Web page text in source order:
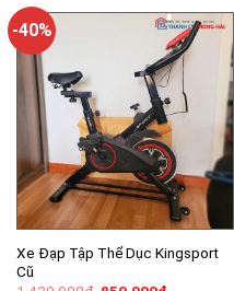
800,000₫.
-40%
Xe Đạp Tập Thể Dục Kingsport
Cũ